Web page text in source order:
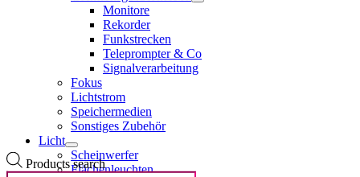
Products search
Monitore
Rekorder
Funkstrecken
Teleprompter & Co
Signalverarbeitung
Fokus
Lichtstrom
Speichermedien
Sonstiges Zubehör
Licht
Scheinwerfer
Flächenleuchten